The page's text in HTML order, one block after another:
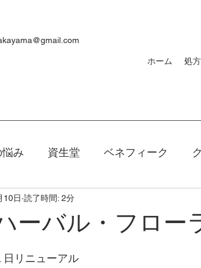
ホーム 処
み 資生堂 ベネフィーク
け ｄプログラム
アージュ
ーバル・フロー
10日 読了時間: 2分
日リニューアル